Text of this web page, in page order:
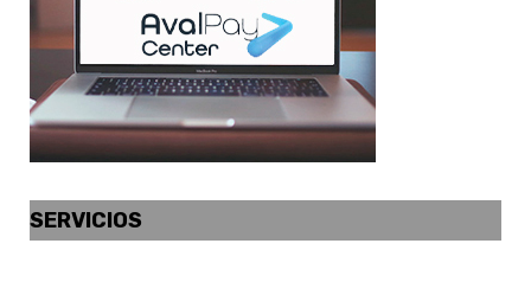
SERVICIOS